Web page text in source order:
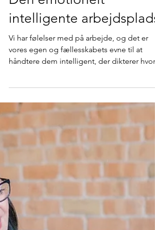
Michael Winther-Rasmussen
24. mar. 2023
4 min læsning
Den emotionelt
intelligente arbejdsplads
Vi har følelser med på arbejde, og det er
vores egen og fællesskabets evne til at
håndtere dem intelligent, der dikterer